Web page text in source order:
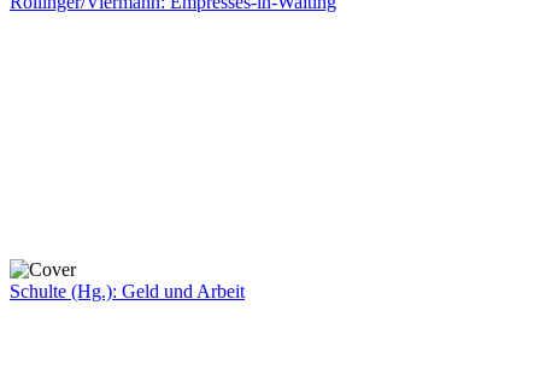
Schulte (Hg.): Geld und Arbeit